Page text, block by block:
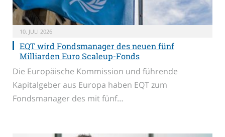
10. JULI 2026
EQT wird Fondsmanager des neuen fünf
Milliarden Euro Scaleup-Fonds
Die Europäische Kommission und führende
Kapitalgeber aus Europa haben EQT zum
Fondsmanager des mit fünf…